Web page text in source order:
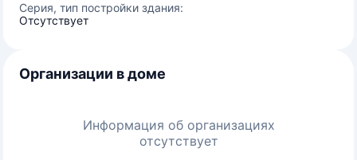
Серия, тип постройки здания:
Отсутствует
Организации в доме
Информация об организациях
отсутствует